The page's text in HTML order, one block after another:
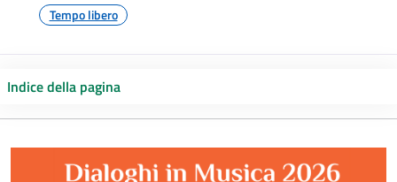
Tempo libero
Indice della pagina